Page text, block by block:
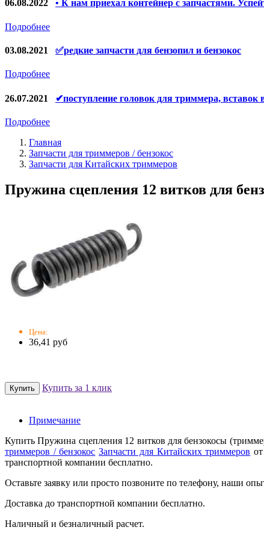
Щётки, щёточные узлы
Ремни для электроинструмента
06.08.2022 • К нам приехал контейнер с запчастями.
Подробнее
03.08.2021 ✅редкие запчасти для бензопил и бензокос
Подробнее
26.07.2021 ✔поступление головок для триммера,
Подробнее
Главная
Запчасти для триммеров / бензокос
Запчасти для Китайских триммеров
Пружина сцепления 12 витков для
Цена:
36,41 руб
Купить за 1 клик
Примечание
Купить Пружина сцепления 12 витков для бензокосы
триммеров / бензокос Запчасти для Китайских триммеров
транспортной компании бесплатно.
Оставьте заявку или просто позвоните по телефону, наши
Доставка до транспортной компании бесплатно.
Наличный и безналичный расчет.